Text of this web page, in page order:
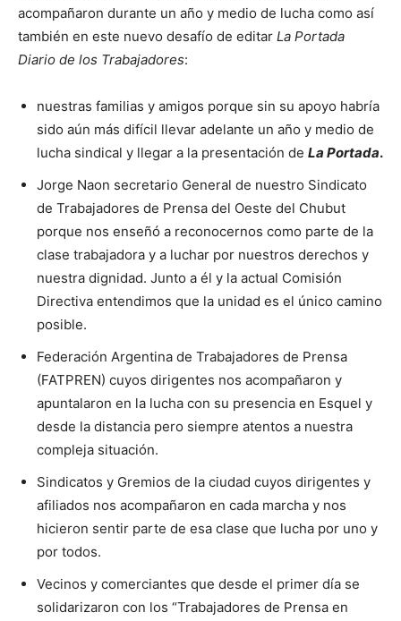
acompañaron durante un año y medio de lucha como así
también en este nuevo desafío de editar La Portada
Diario de los Trabajadores:
nuestras familias y amigos porque sin su apoyo habría
sido aún más difícil llevar adelante un año y medio de
lucha sindical y llegar a la presentación de La Portada.
Jorge Naon secretario General de nuestro Sindicato
de Trabajadores de Prensa del Oeste del Chubut
porque nos enseñó a reconocernos como parte de la
clase trabajadora y a luchar por nuestros derechos y
nuestra dignidad. Junto a él y la actual Comisión
Directiva entendimos que la unidad es el único camino
posible.
Federación Argentina de Trabajadores de Prensa
(FATPREN) cuyos dirigentes nos acompañaron y
apuntalaron en la lucha con su presencia en Esquel y
desde la distancia pero siempre atentos a nuestra
compleja situación.
Sindicatos y Gremios de la ciudad cuyos dirigentes y
afiliados nos acompañaron en cada marcha y nos
hicieron sentir parte de esa clase que lucha por uno y
por todos.
Vecinos y comerciantes que desde el primer día se
solidarizaron con los “Trabajadores de Prensa en